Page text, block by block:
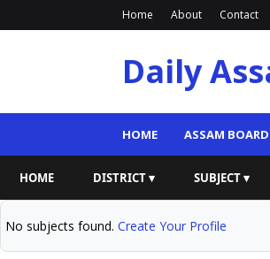
Home About Contact
Daily
HOME ASSAM BOARD
HOME DISTRICT ▾ SUBJECT ▾
No subjects found. Create Your Profile